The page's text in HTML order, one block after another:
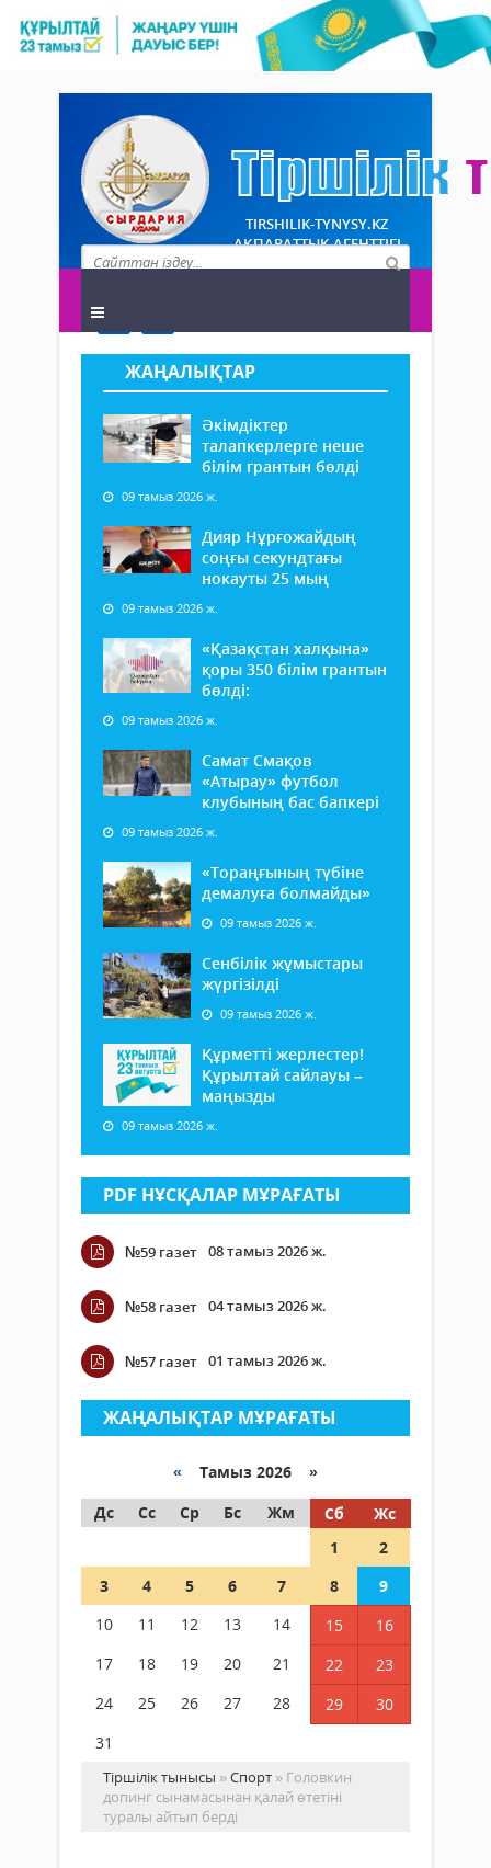
TIRSHILIK-TYNYSY.KZ
АҚПАРАТТЫҚ АГЕНТТІГІ
ЖАҢАЛЫҚТАР
Әкімдіктер
талапкерлерге неше
білім грантын бөлді
09 тамыз 2026 ж.
Дияр Нұрғожайдың
соңғы секундтағы
нокауты 25 мың
09 тамыз 2026 ж.
«Қазақстан халқына»
қоры 350 білім грантын
бөлді:
09 тамыз 2026 ж.
Самат Смақов
«Атырау» футбол
клубының бас бапкері
09 тамыз 2026 ж.
«Тораңғының түбіне
демалуға болмайды»
09 тамыз 2026 ж.
Сенбілік жұмыстары
жүргізілді
09 тамыз 2026 ж.
Құрметті жерлестер!
Құрылтай сайлауы –
маңызды
09 тамыз 2026 ж.
PDF НҰСҚАЛАР МҰРАҒАТЫ
№59 газет 08 тамыз 2026 ж.
№58 газет 04 тамыз 2026 ж.
№57 газет 01 тамыз 2026 ж.
ЖАҢАЛЫҚТАР МҰРАҒАТЫ
« Тамыз 2026 »
Дс
Сс Ср Бс Жм Сб
Жс
1
2
3
4 5 6 7 8
9
10
11 12 13 14 15
16
17
18 19 20 21 22
23
24
25 26 27 28 29
30
31
Тіршілік тынысы »Спорт » Головкин
допинг сынамасынан қалай өтетіні
туралы айтып берді